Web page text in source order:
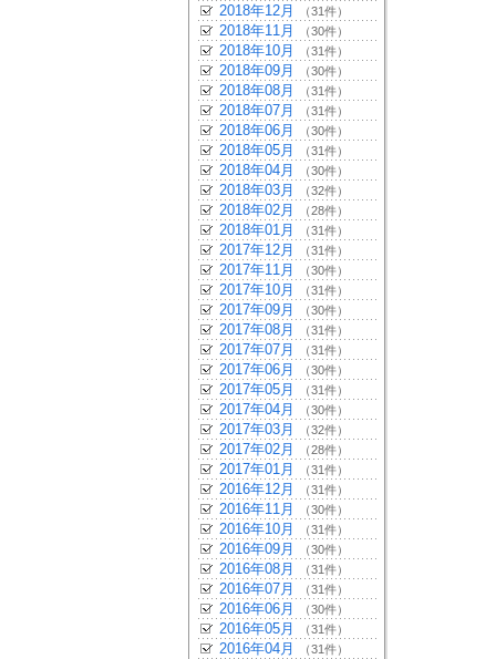
2018年12月 （31件）
2018年11月 （30件）
2018年10月 （31件）
2018年09月 （30件）
2018年08月 （31件）
2018年07月 （31件）
2018年06月 （30件）
2018年05月 （31件）
2018年04月 （30件）
2018年03月 （32件）
2018年02月 （28件）
2018年01月 （31件）
2017年12月 （31件）
2017年11月 （30件）
2017年10月 （31件）
2017年09月 （30件）
2017年08月 （31件）
2017年07月 （31件）
2017年06月 （30件）
2017年05月 （31件）
2017年04月 （30件）
2017年03月 （32件）
2017年02月 （28件）
2017年01月 （31件）
2016年12月 （31件）
2016年11月 （30件）
2016年10月 （31件）
2016年09月 （30件）
2016年08月 （31件）
2016年07月 （31件）
2016年06月 （30件）
2016年05月 （31件）
2016年04月 （31件）